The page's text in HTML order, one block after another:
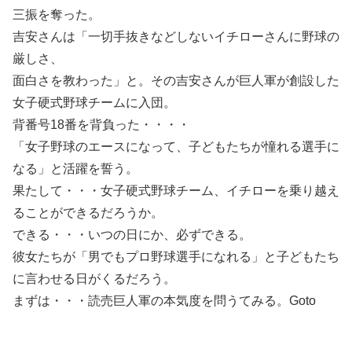
三振を奪った。
吉安さんは「一切手抜きなどしないイチローさんに野球の
厳しさ、
面白さを教わった」と。その吉安さんが巨人軍が創設した
女子硬式野球チームに入団。
背番号18番を背負った・・・・
「女子野球のエースになって、子どもたちが憧れる選手に
なる」と活躍を誓う。
果たして・・・女子硬式野球チーム、イチローを乗り越え
ることができるだろうか。
できる・・・いつの日にか、必ずできる。
彼女たちが「男でもプロ野球選手になれる」と子どもたち
に言わせる日がくるだろう。
まずは・・・読売巨人軍の本気度を問うてみる。Goto